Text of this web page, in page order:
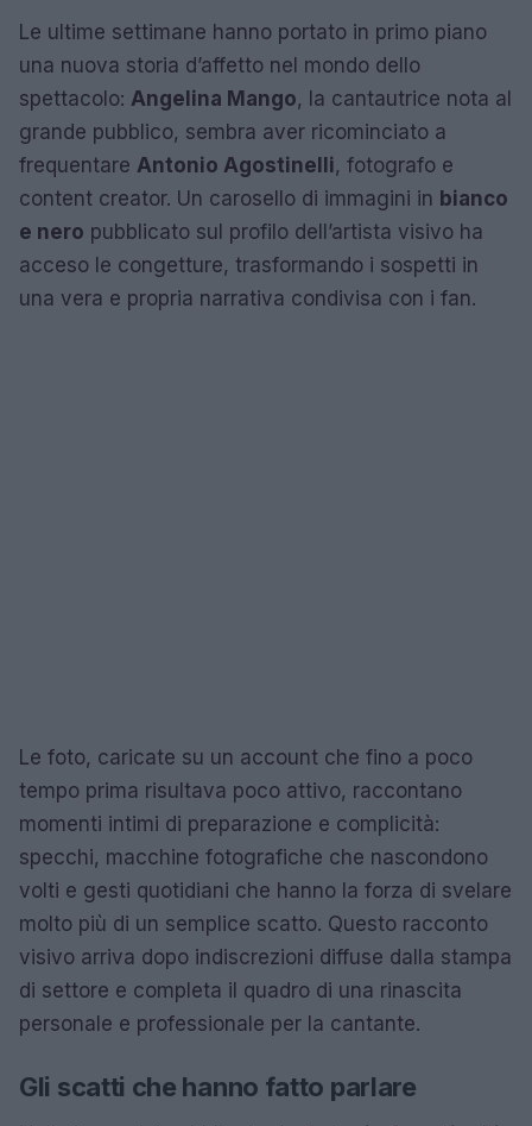
Le ultime settimane hanno portato in primo piano
una nuova storia d’affetto nel mondo dello
spettacolo: Angelina Mango, la cantautrice nota al
grande pubblico, sembra aver ricominciato a
frequentare Antonio Agostinelli, fotografo e
content creator. Un carosello di immagini in bianco
e nero pubblicato sul profilo dell’artista visivo ha
acceso le congetture, trasformando i sospetti in
una vera e propria narrativa condivisa con i fan.
Le foto, caricate su un account che fino a poco
tempo prima risultava poco attivo, raccontano
momenti intimi di preparazione e complicità:
specchi, macchine fotografiche che nascondono
volti e gesti quotidiani che hanno la forza di svelare
molto più di un semplice scatto. Questo racconto
visivo arriva dopo indiscrezioni diffuse dalla stampa
di settore e completa il quadro di una rinascita
personale e professionale per la cantante.
Gli scatti che hanno fatto parlare